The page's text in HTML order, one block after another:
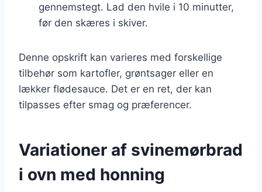
gennemstegt. Lad den hvile i 10 minutter,
før den skæres i skiver.
Denne opskrift kan varieres med forskellige
tilbehør som kartofler, grøntsager eller en
lækker flødesauce. Det er en ret, der kan
tilpasses efter smag og præferencer.
Variationer af svinemørbrad
i ovn med honning